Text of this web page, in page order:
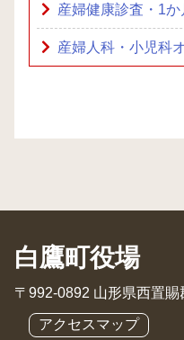
産婦健康診査・1
産婦人科・小児科
白鷹町役場
〒992-0892 山形県西置
アクセスマップ